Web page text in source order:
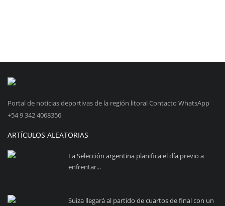
Portal de noticias deportivas de la región litoral Contacto WhatsApp
+54 9 342 4068356
ARTÍCULOS ALEATORIAS
La Selección argentina planifica el día previo a
enfrentar...
Suiza llegará al partido de cuartos de final con un